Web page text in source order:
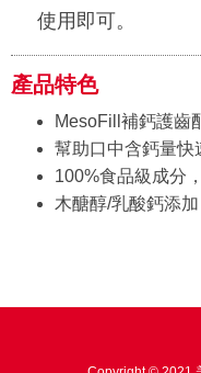
使用即可。
產品特色
MesoFill補鈣護齒
幫助口中含鈣量快
100%食品級成分
木醣醇/乳酸鈣添加